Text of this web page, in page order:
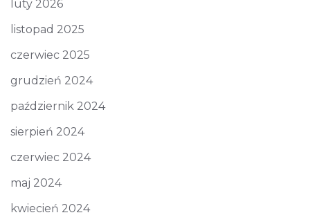
luty 2026
listopad 2025
czerwiec 2025
grudzień 2024
październik 2024
sierpień 2024
czerwiec 2024
maj 2024
kwiecień 2024